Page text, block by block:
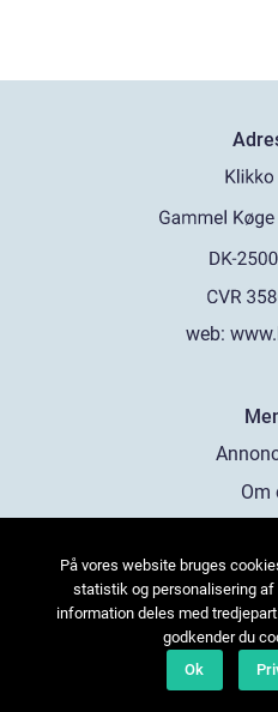
web:
Om
På vores website bruges
statistik og personalisering af
information deles med
godkender du
Ok